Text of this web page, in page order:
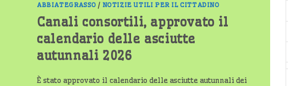
ABBIATEGRASSO / NOTIZIE UTILI PER IL CITTADINO
Canali consortili, approvato il
calendario delle asciutte
autunnali 2026
È stato approvato il calendario delle asciutte autunnali dei